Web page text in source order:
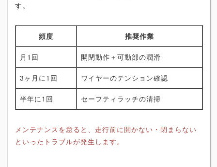
す。
頻度 推奨作業
月1回 開閉動作＋可動部の潤滑
3ヶ月に1回 ワイヤーのテンション確認
半年に1回 セーフティラッチの清掃
メンテナンスを怠ると、走行前に開かない・閉まらない
といったトラブルが発生します。